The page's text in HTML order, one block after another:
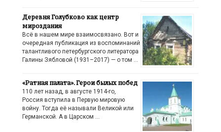
Деревня Голубково как центр
мироздания
Всё в нашем мире взаимосвязано. Вот и
очередная публикация из воспоминаний
талантливого петербургского литератора
Галины Зябловой (1931–2017) — о том …
«Ратная палата». Герои былых побед
110 лет назад, в августе 1914-го,
Россия вступила в Первую мировую
войну. Тогда её называли Великой или
Германской. А в Царском …